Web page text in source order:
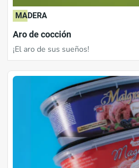
MADERA
Aro de cocción
¡El aro de sus sueños!